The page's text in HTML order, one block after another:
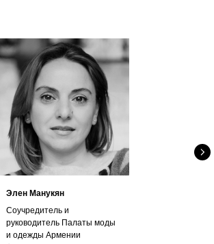
Элен Манукян
Соучредитель и
руководитель Палаты моды
и одежды Армении